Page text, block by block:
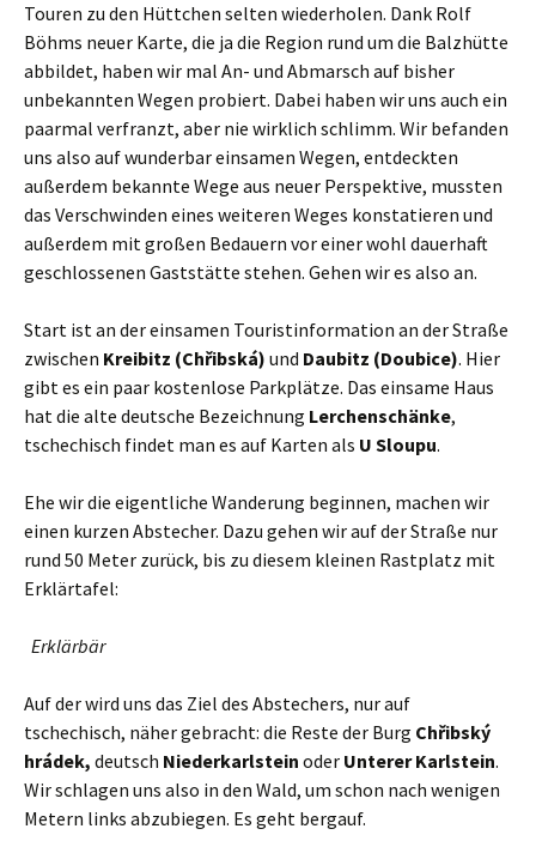
Touren zu den Hüttchen selten wiederholen. Dank Rolf
Böhms neuer Karte, die ja die Region rund um die Balzhütte
abbildet, haben wir mal An- und Abmarsch auf bisher
unbekannten Wegen probiert. Dabei haben wir uns auch ein
paarmal verfranzt, aber nie wirklich schlimm. Wir befanden
uns also auf wunderbar einsamen Wegen, entdeckten
außerdem bekannte Wege aus neuer Perspektive, mussten
das Verschwinden eines weiteren Weges konstatieren und
außerdem mit großen Bedauern vor einer wohl dauerhaft
geschlossenen Gaststätte stehen. Gehen wir es also an.
Start ist an der einsamen Touristinformation an der Straße
zwischen Kreibitz (Chřibská) und Daubitz (Doubice). Hier
gibt es ein paar kostenlose Parkplätze. Das einsame Haus
hat die alte deutsche Bezeichnung Lerchenschänke,
tschechisch findet man es auf Karten als U Sloupu.
Ehe wir die eigentliche Wanderung beginnen, machen wir
einen kurzen Abstecher. Dazu gehen wir auf der Straße nur
rund 50 Meter zurück, bis zu diesem kleinen Rastplatz mit
Erklärtafel:
Erklärbär
Auf der wird uns das Ziel des Abstechers, nur auf
tschechisch, näher gebracht: die Reste der Burg Chřibský
hrádek, deutsch Niederkarlstein oder Unterer Karlstein.
Wir schlagen uns also in den Wald, um schon nach wenigen
Metern links abzubiegen. Es geht bergauf.